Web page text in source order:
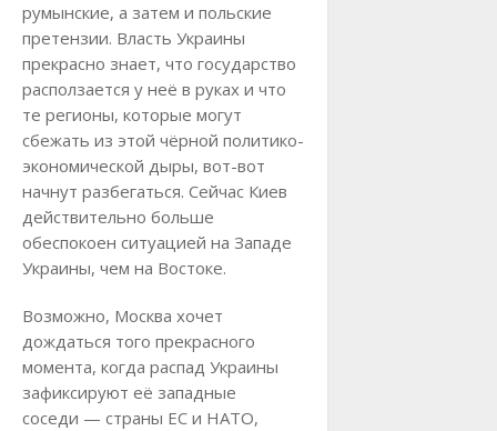
румынские, а затем и польские
претензии. Власть Украины
прекрасно знает, что государство
расползается у неё в руках и что
те регионы, которые могут
сбежать из этой чёрной политико-
экономической дыры, вот-вот
начнут разбегаться. Сейчас Киев
действительно больше
обеспокоен ситуацией на Западе
Украины, чем на Востоке.
Возможно, Москва хочет
дождаться того прекрасного
момента, когда распад Украины
зафиксируют её западные
соседи — страны ЕС и НАТО,